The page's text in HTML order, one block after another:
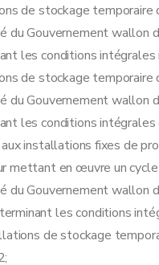
de stockage temporaire
du Gouvernement wallon
les conditions
de stockage temporaire
du Gouvernement wallon
les conditions
installations fixes de
mettant en œuvre un cycle
du Gouvernement wallon
les conditions
de stockage